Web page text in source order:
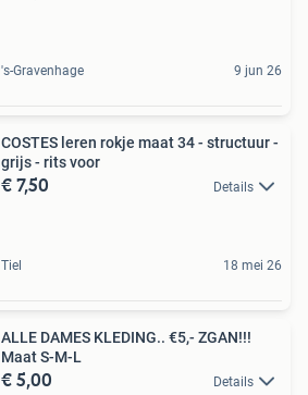
's-Gravenhage 9 jun 26
COSTES leren rokje maat 34 - structuur -
grijs - rits voor
€ 7,50 Details
Tiel 18 mei 26
ALLE DAMES KLEDING.. €5,- ZGAN!!!
Maat S-M-L
€ 5,00 Details